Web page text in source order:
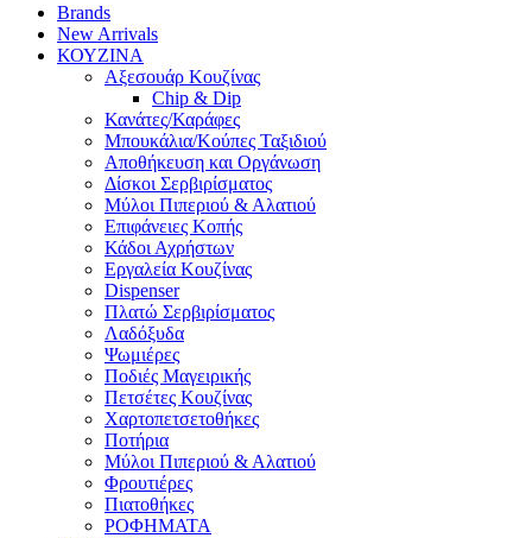
Brands
New Arrivals
ΚΟΥΖΙΝΑ
Αξεσουάρ Κουζίνας
Chip & Dip
Κανάτες/Καράφες
Μπουκάλια/Κούπες Ταξιδιού
Αποθήκευση και Οργάνωση
Δίσκοι Σερβιρίσματος
Μύλοι Πιπεριού & Αλατιού
Επιφάνειες Κοπής
Κάδοι Αχρήστων
Εργαλεία Κουζίνας
Dispenser
Πλατώ Σερβιρίσματος
Λαδόξυδα
Ψωμιέρες
Ποδιές Μαγειρικής
Πετσέτες Κουζίνας
Χαρτοπετσετοθήκες
Ποτήρια
Μύλοι Πιπεριού & Αλατιού
Φρουτιέρες
Πιατοθήκες
ΡΟΦΗΜΑΤΑ